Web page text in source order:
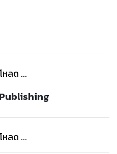
ให้เลือกราคาจ้า)
หลด ...
หลด ...